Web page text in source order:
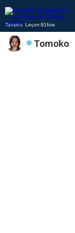
Tomoko Leçon:81fois
Tomoko